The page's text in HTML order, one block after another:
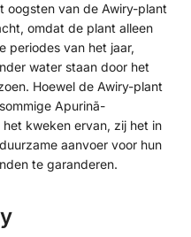
oogsten van de Awiry-plant
omdat de plant alleen
periodes van het jaar,
water staan door het
Hoewel de Awiry-plant
Apurinã-
kweken ervan, zij het in
aanvoer voor hun
te garanderen.